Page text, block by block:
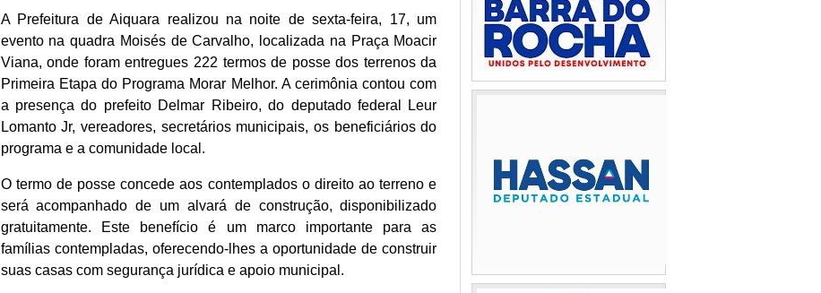
A Prefeitura de Aiquara realizou na noite de sexta-feira, 17, um
evento na quadra Moisés de Carvalho, localizada na Praça Moacir
Viana, onde foram entregues 222 termos de posse dos terrenos da
Primeira Etapa do Programa Morar Melhor. A cerimônia contou com
a presença do prefeito Delmar Ribeiro, do deputado federal Leur
Lomanto Jr, vereadores, secretários municipais, os beneficiários do
programa e a comunidade local.
O termo de posse concede aos contemplados o direito ao terreno e
será acompanhado de um alvará de construção, disponibilizado
gratuitamente. Este benefício é um marco importante para as
famílias contempladas, oferecendo-lhes a oportunidade de construir
suas casas com segurança jurídica e apoio municipal.